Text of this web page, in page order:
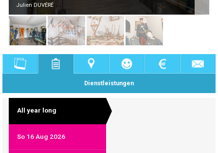
Julien DUVÉRÉ
Dienstleistungen
All year long
So 16 Aug 2026